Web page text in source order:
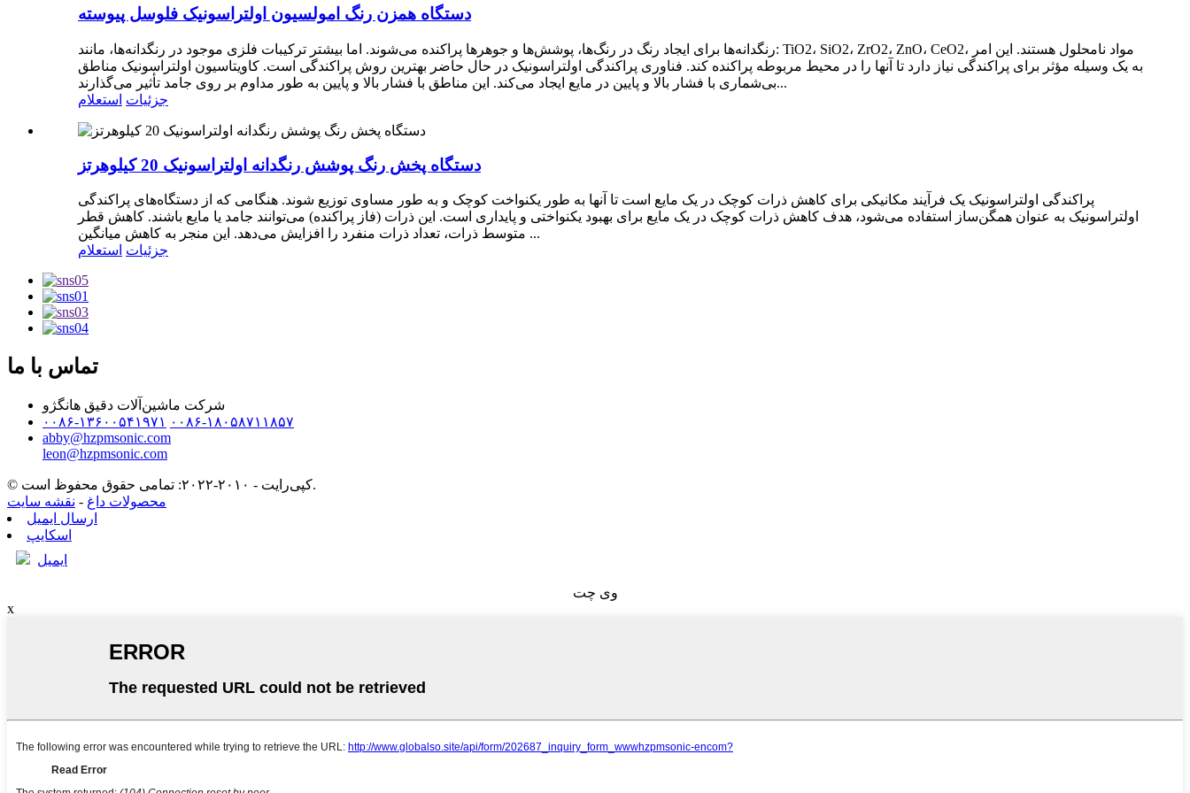
دستگاه همزن رنگ امولسیون اولتراسونیک فلوسل پیوسته
رنگدانه‌ها برای ایجاد رنگ در رنگ‌ها، پوشش‌ها و جوهرها پراکنده می‌شوند. اما بیشتر ترکیبات فلزی موجود در رنگدانه‌ها، مانند: TiO2، SiO2، ZrO2، ZnO، CeO2، مواد نامحلول هستند. این امر
به یک وسیله مؤثر برای پراکندگی نیاز دارد تا آنها را در محیط مربوطه پراکنده کند. فناوری پراکندگی اولتراسونیک در حال حاضر بهترین روش پراکندگی است. کاویتاسیون اولتراسونیک مناطق
بی‌شماری با فشار بالا و پایین در مایع ایجاد می‌کند. این مناطق با فشار بالا و پایین به طور مداوم بر روی جامد تأثیر می‌گذارند...
جزئیات استعلام
دستگاه پخش رنگ پوشش رنگدانه اولتراسونیک 20 کیلوهرتز
پراکندگی اولتراسونیک یک فرآیند مکانیکی برای کاهش ذرات کوچک در یک مایع است تا آنها به طور یکنواخت کوچک و به طور مساوی توزیع شوند. هنگامی که از دستگاه‌های پراکندگی
اولتراسونیک به عنوان همگن‌ساز استفاده می‌شود، هدف کاهش ذرات کوچک در یک مایع برای بهبود یکنواختی و پایداری است. این ذرات (فاز پراکنده) می‌توانند جامد یا مایع باشند. کاهش قطر
متوسط ​​ذرات، تعداد ذرات منفرد را افزایش می‌دهد. این منجر به کاهش میانگین ...
جزئیات استعلام
تماس با ما
شرکت ماشین‌آلات دقیق هانگژو
۰۰۸۶-۱۳۶۰۰۵۴۱۹۷۱ ۰۰۸۶-۱۸۰۵۸۷۱۱۸۵۷
abby@hzpmsonic.com
leon@hzpmsonic.com
© کپی‌رایت - ۲۰۱۰-۲۰۲۲: تمامی حقوق محفوظ است.
محصولات داغ - نقشه سایت
ارسال ایمیل
اسکایپ
ایمیل
وی چت
x